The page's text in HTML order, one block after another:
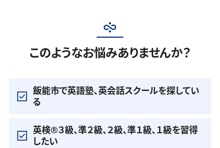
このようなお悩みありませんか？
飯能市で英語塾、英会話スクールを探してい
る
英検®️３級、準２級、２級、準１級、１級を習得
したい